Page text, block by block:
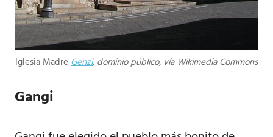
Iglesia Madre Genzi, dominio público, vía Wikimedia Commons
Gangi